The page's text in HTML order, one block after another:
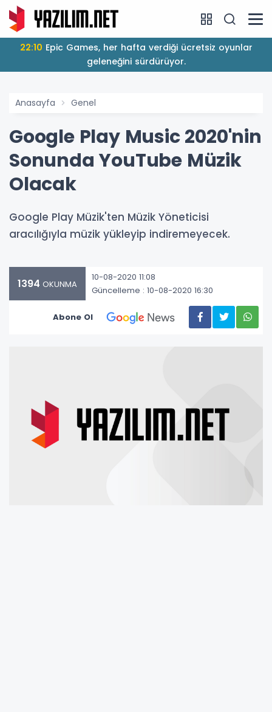
22:10
geleneğini sürdürüyor.
Anasayfa Genel
Google Play Music 2020'nin
Sonunda YouTube Müzik
Olacak
Google Play Müzik'ten Müzik Yöneticisi
aracılığıyla müzik yükleyip indiremeyecek.
1394 OKUNMA
10-08-2020 11:08
Güncelleme : 10-08-2020 16:30
Abone Ol